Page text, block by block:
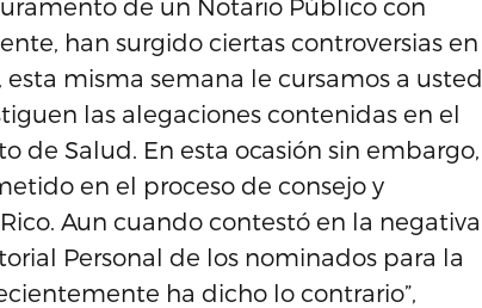
de un Notario Público con
han surgido ciertas controversias en
misma semana le cursamos a usted
las alegaciones contenidas en el
de Salud. En esta ocasión sin embargo,
en el proceso de consejo y
Aun cuando contestó en la negativa
Personal de los nominados para la
ha dicho lo contrario”,